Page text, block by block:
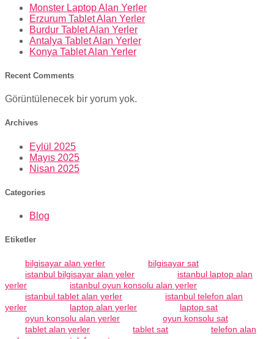
Monster Laptop Alan Yerler
Erzurum Tablet Alan Yerler
Burdur Tablet Alan Yerler
Antalya Tablet Alan Yerler
Konya Tablet Alan Yerler
Recent Comments
Görüntülenecek bir yorum yok.
Archives
Eylül 2025
Mayıs 2025
Nisan 2025
Categories
Blog
Etiketler
bilgisayar alan yerler
bilgisayar sat
istanbul bilgisayar alan yeler
istanbul laptop alan
yerler
istanbul oyun konsolu alan yerler
istanbul tablet alan yerler
istanbul telefon alan
yerler
laptop alan yerler
laptop sat
oyun konsolu alan yerler
oyun konsolu sat
tablet alan yerler
tablet sat
telefon alan